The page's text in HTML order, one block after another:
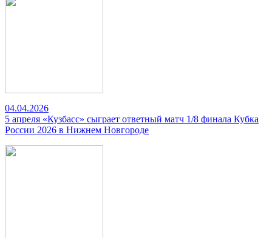
04.04.2026
5 апреля «Кузбасс» сыграет ответный матч 1/8 финала Кубка
России 2026 в Нижнем Новгороде